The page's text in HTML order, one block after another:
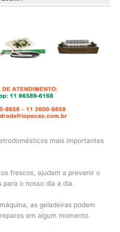
mais importantes
frescos, ajudam a prevenir o
para o nosso dia a dia.
as geladeiras podem
em algum momento.